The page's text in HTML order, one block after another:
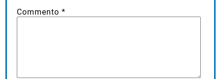
Commento*